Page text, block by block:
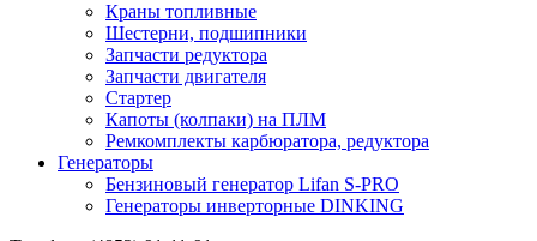
Краны топливные
Шестерни, подшипники
Запчасти редуктора
Запчасти двигателя
Стартер
Капоты (колпаки) на ПЛМ
Ремкомплекты карбюратора, редуктора
Генераторы
Бензиновый генератор Lifan S-PRO
Генераторы инверторные DINKING